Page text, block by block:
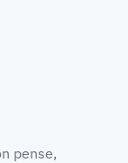
pense,